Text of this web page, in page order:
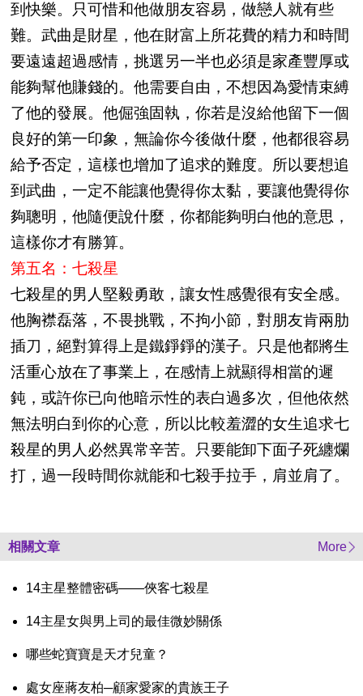
到快樂。只可惜和他做朋友容易，做戀人就有些
難。武曲是財星，他在財富上所花費的精力和時間
要遠遠超過感情，挑選另一半也必須是家產豐厚或
能夠幫他賺錢的。他需要自由，不想因為愛情束縛
了他的發展。他倔強固執，你若是沒給他留下一個
良好的第一印象，無論你今後做什麼，他都很容易
給予否定，這樣也增加了追求的難度。所以要想追
到武曲，一定不能讓他覺得你太黏，要讓他覺得你
夠聰明，他隨便說什麼，你都能夠明白他的意思，
這樣你才有勝算。
第五名：七殺星
七殺星的男人堅毅勇敢，讓女性感覺很有安全感。
他胸襟磊落，不畏挑戰，不拘小節，對朋友肯兩肋
插刀，絕對算得上是鐵錚錚的漢子。只是他都將生
活重心放在了事業上，在感情上就顯得相當的遲
鈍，或許你已向他暗示性的表白過多次，但他依然
無法明白到你的心意，所以比較羞澀的女生追求七
殺星的男人必然異常辛苦。只要能卸下面子死纏爛
打，過一段時間你就能和七殺手拉手，肩並肩了。
相關文章 More
14主星整體密碼——俠客七殺星
14主星女與男上司的最佳微妙關係
哪些蛇寶寶是天才兒童？
處女座蔣友柏─顧家愛家的貴族王子